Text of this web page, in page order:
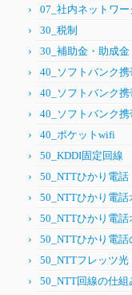
07_社内ネットワー
30_税制
30_補助金・助成金
40_ソフトバンク
40_ソフトバンク
40_ソフトバンク携
40_ポケットwifi
50_KDDI固定回線
50_NTTひかり電話
50_NTTひかり電
50_NTTひかり電
50_NTTひかり電話
50_NTTフレッツ光
50_NTT回線の仕組